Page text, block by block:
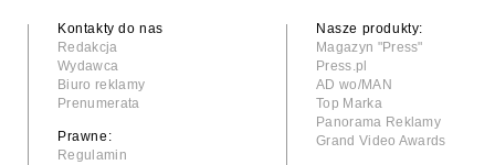
Kontakty do nas
Redakcja
Wydawca
Biuro reklamy
Prenumerata
Prawne:
Regulamin
Nasze produkty:
Magazyn "Press"
Press.pl
AD wo/MAN
Top Marka
Panorama Reklamy
Grand Video Awards